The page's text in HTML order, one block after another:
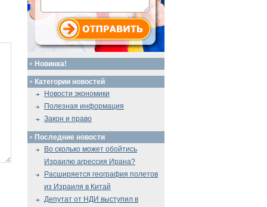
Новинка!
Категории новостей
Новости экономики
Полезная информация
Закон и право
Последние новости
Во сколько может обойтись
Израилю агрессия Ирана?
Расширяется география полетов
из Израиля в Китай
Депутат от НДИ выступил в